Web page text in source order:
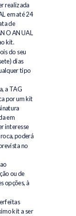
realizada
em até 24
de
ANUAL
kit.
do seu
dias
tipo
a TAG
por um kit
em
interesse
poderá
no
ou de
opções, à
kit a ser